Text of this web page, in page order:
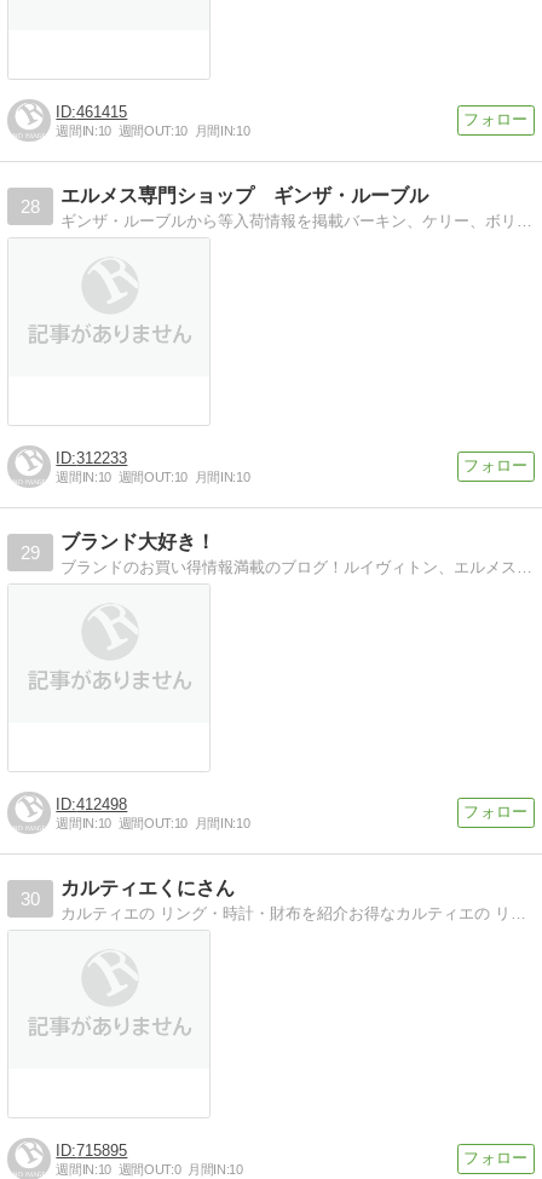
461415
週間IN:10 週間OUT:10 月間IN:10
28
エルメス専門ショップ ギンザ・ルーブル
ギンザ・ルーブルから等入荷情報を掲載バーキン、ケリー、ボリード、エヴリン情報満載
312233
週間IN:10 週間OUT:10 月間IN:10
29
ブランド大好き！
ブランドのお買い得情報満載のブログ！ルイヴィトン、エルメス、グッチ、シャネル、コーチ、ロレックスなどお得情報！
412498
週間IN:10 週間OUT:10 月間IN:10
30
カルティエくにさん
カルティエの リング・時計・財布を紹介お得なカルティエの リング・時計・財布などを紹介します。
715895
週間IN:10 週間OUT:0 月間IN:10